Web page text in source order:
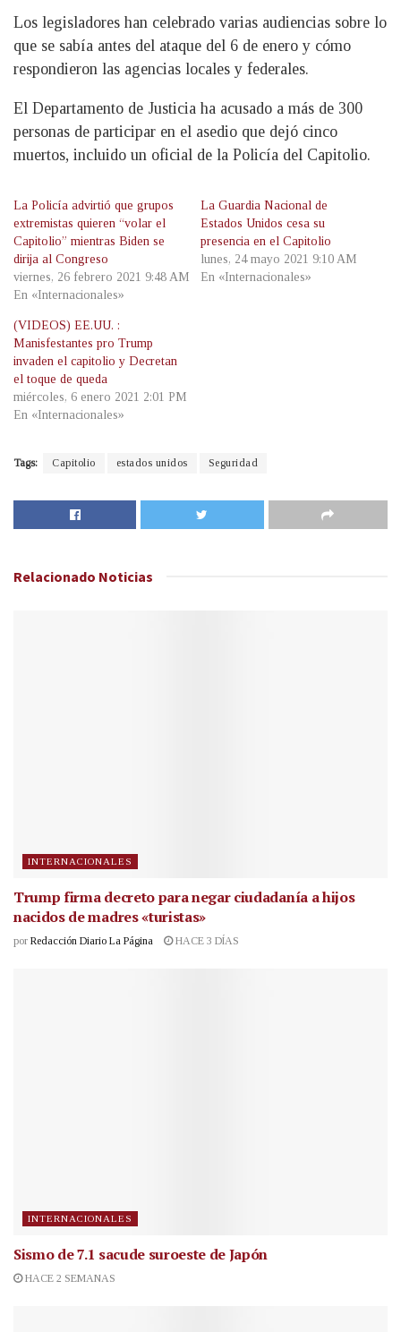
Los legisladores han celebrado varias audiencias sobre lo
que se sabía antes del ataque del 6 de enero y cómo
respondieron las agencias locales y federales.
El Departamento de Justicia ha acusado a más de 300
personas de participar en el asedio que dejó cinco
muertos, incluido un oficial de la Policía del Capitolio.
La Policía advirtió que grupos
extremistas quieren “volar el
Capitolio” mientras Biden se
dirija al Congreso
viernes, 26 febrero 2021 9:48 AM
En «Internacionales»
La Guardia Nacional de
Estados Unidos cesa su
presencia en el Capitolio
lunes, 24 mayo 2021 9:10 AM
En «Internacionales»
(VIDEOS) EE.UU. :
Manisfestantes pro Trump
invaden el capitolio y Decretan
el toque de queda
miércoles, 6 enero 2021 2:01 PM
En «Internacionales»
Tags: Capitolio estados unidos Seguridad
Relacionado Noticias
INTERNACIONALES
Trump firma decreto para negar ciudadanía a hijos
nacidos de madres «turistas»
por Redacción Diario La Página HACE 3 DÍAS
INTERNACIONALES
Sismo de 7.1 sacude suroeste de Japón
HACE 2 SEMANAS